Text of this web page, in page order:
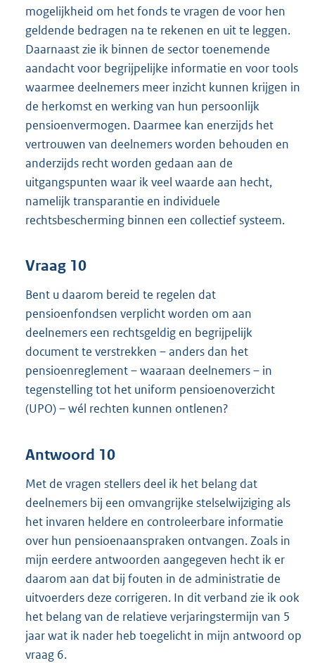
mogelijkheid om het fonds te vragen de voor hen
geldende bedragen na te rekenen en uit te leggen.
Daarnaast zie ik binnen de sector toenemende
aandacht voor begrijpelijke informatie en voor tools
waarmee deelnemers meer inzicht kunnen krijgen in
de herkomst en werking van hun persoonlijk
pensioenvermogen. Daarmee kan enerzijds het
vertrouwen van deelnemers worden behouden en
anderzijds recht worden gedaan aan de
uitgangspunten waar ik veel waarde aan hecht,
namelijk transparantie en individuele
rechtsbescherming binnen een collectief systeem.
Vraag 10
Bent u daarom bereid te regelen dat
pensioenfondsen verplicht worden om aan
deelnemers een rechtsgeldig en begrijpelijk
document te verstrekken – anders dan het
pensioenreglement – waaraan deelnemers – in
tegenstelling tot het uniform pensioenoverzicht
(UPO) – wél rechten kunnen ontlenen?
Antwoord 10
Met de vragen stellers deel ik het belang dat
deelnemers bij een omvangrijke stelselwijziging als
het invaren heldere en controleerbare informatie
over hun pensioenaanspraken ontvangen. Zoals in
mijn eerdere antwoorden aangegeven hecht ik er
daarom aan dat bij fouten in de administratie de
uitvoerders deze corrigeren. In dit verband zie ik ook
het belang van de relatieve verjaringstermijn van 5
jaar wat ik nader heb toegelicht in mijn antwoord op
vraag 6.